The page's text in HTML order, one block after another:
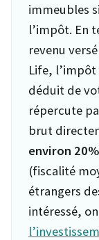
immeubles
l’impôt. En
revenu
Life, l’impôt
déduit de
répercute
brut
environ
(fiscalité
étrangers
intéressé,